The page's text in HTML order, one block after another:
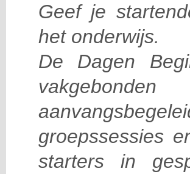
Geef je
het onderwijs.
De Dagen
groepssessies
starters in